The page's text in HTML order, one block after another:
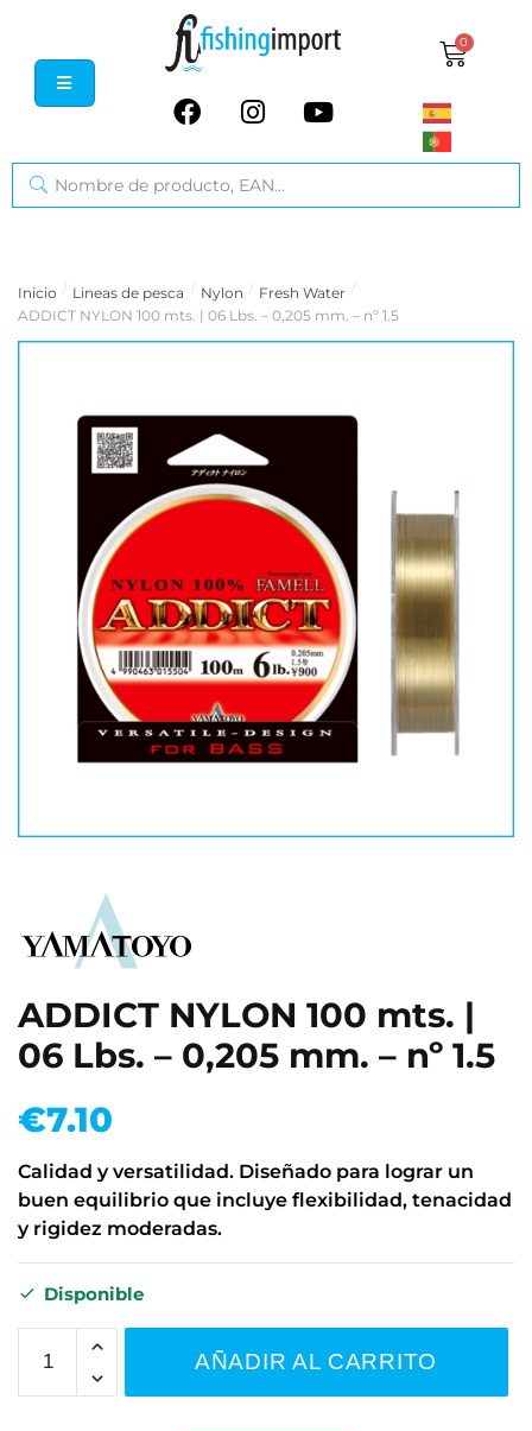
0
Inicio / Lineas de pesca / Nylon / Fresh Water /
ADDICT NYLON 100 mts. | 06 Lbs. – 0,205 mm. – nº 1.5
ADDICT NYLON 100 mts. |
06 Lbs. – 0,205 mm. – nº 1.5
€7.10
Calidad y versatilidad. Diseñado para lograr un
buen equilibrio que incluye flexibilidad, tenacidad
y rigidez moderadas.
Disponible
AÑADIR AL CARRITO